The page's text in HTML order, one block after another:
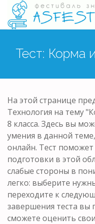
Тест: Корма
На этой странице
Технология на тему
8 класса. Здесь вы
умения в данной
онлайн. Тест
подготовки в этой
слабые стороны в
легко: выберите
переходите к
завершения теста вы
сможете оценить